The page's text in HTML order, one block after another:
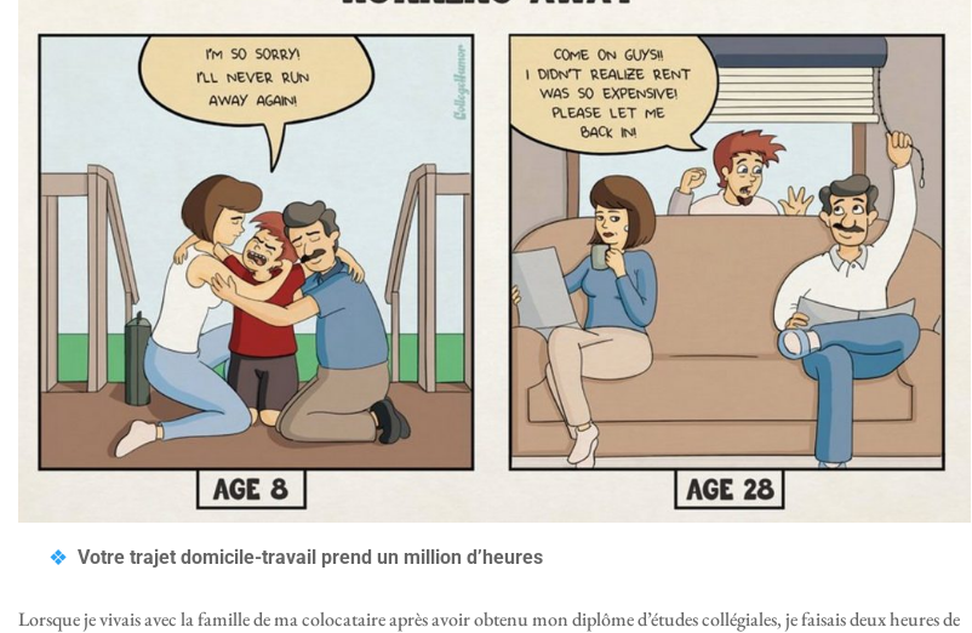
Votre trajet domicile-travail prend un million d’heures
Lorsque je vivais avec la famille de ma colocataire après avoir obtenu mon diplôme d’études collégiales, je faisais deux heures de